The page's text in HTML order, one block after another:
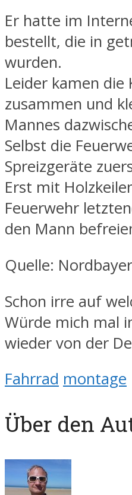
Er hatte im
bestellt, die in
wurden.
Leider kamen
zusammen und
Mannes
Selbst die
Spreizgeräte
Erst mit
Feuerwehr
den Mann
Quelle:
Schon irre auf
Würde mich mal
wieder von der
Fahrrad montage
Über den